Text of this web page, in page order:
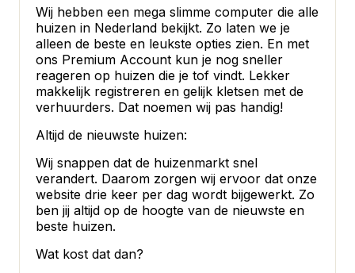
Wij hebben een mega slimme computer die alle
huizen in Nederland bekijkt. Zo laten we je
alleen de beste en leukste opties zien. En met
ons Premium Account kun je nog sneller
reageren op huizen die je tof vindt. Lekker
makkelijk registreren en gelijk kletsen met de
verhuurders. Dat noemen wij pas handig!
Altijd de nieuwste huizen:
Wij snappen dat de huizenmarkt snel
verandert. Daarom zorgen wij ervoor dat onze
website drie keer per dag wordt bijgewerkt. Zo
ben jij altijd op de hoogte van de nieuwste en
beste huizen.
Wat kost dat dan?